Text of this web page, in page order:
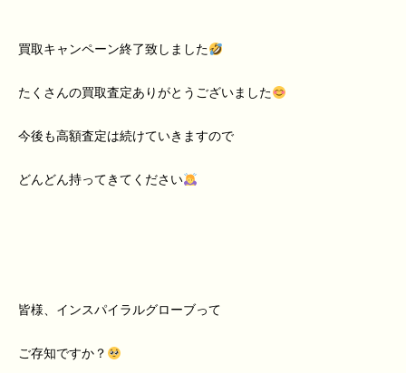
買取キャンペーン終了致しました
たくさんの買取査定ありがとうございました
今後も高額査定は続けていきますので
どんどん持ってきてください
皆様、インスパイラルグローブって
ご存知ですか？